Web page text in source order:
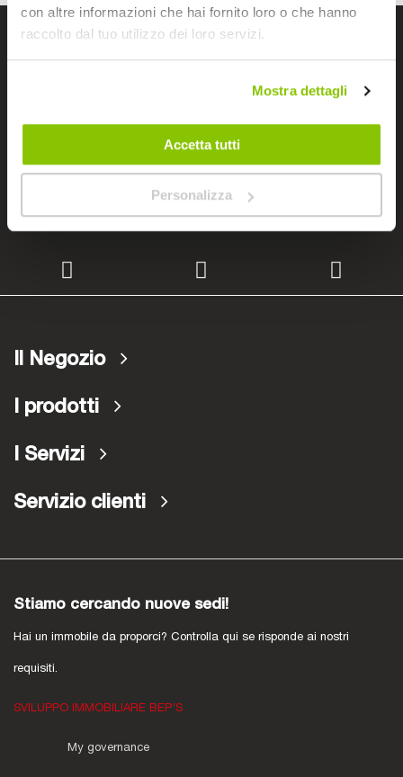
con altre informazioni che hai fornito loro o che hanno
raccolto dal tuo utilizzo dei loro servizi.
Mostra dettagli
Accetta tutti
Personalizza
Cerchiamo immobili
Lavora con noi
Il Negozio
I prodotti
I Servizi
Servizio clienti
Stiamo cercando nuove sedi!
Hai un immobile da proporci? Controlla qui se risponde ai nostri
requisiti.
SVILUPPO IMMOBILIARE BEP'S
My governance